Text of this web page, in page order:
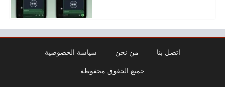
اتصل بنا من نحن سياسة الخصوصية
جميع الحقوق محفوظة